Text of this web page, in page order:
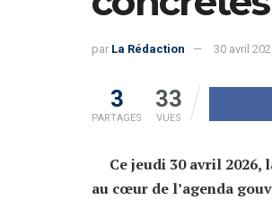
par La Rédaction 30 avril
3
PARTAGES
33
VUES
Ce jeudi 30 avril
au cœur de l’agenda